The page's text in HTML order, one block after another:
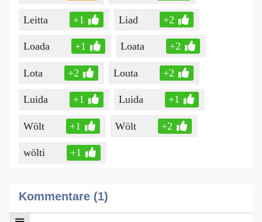
Leitta +1 Liad +2
Loada +1 Loata +2
Lota +2 Louta +2
Luida +1 Luida +1
Wölt +1 Wölt +2
wölti +1
Kommentare (1)